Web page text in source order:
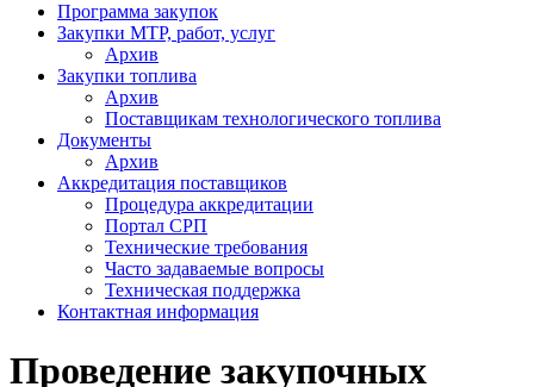
Программа закупок
Закупки МТР, работ, услуг
Архив
Закупки топлива
Архив
Поставщикам технологического топлива
Документы
Архив
Аккредитация поставщиков
Процедура аккредитации
Портал СРП
Технические требования
Часто задаваемые вопросы
Техническая поддержка
Контактная информация
Проведение закупочных